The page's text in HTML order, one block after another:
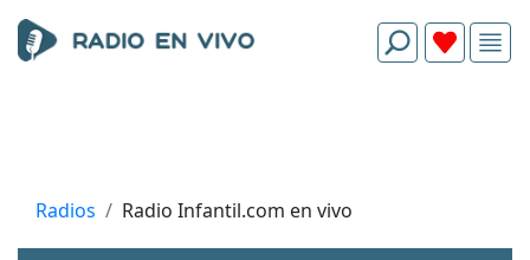
Radios Radio Infantil.com en vivo